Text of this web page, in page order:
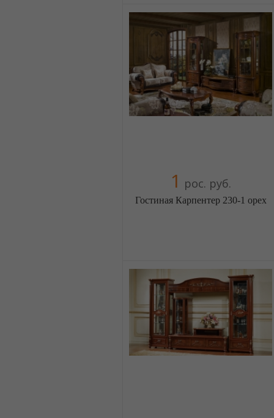
5 отзыв(а), 100% положительных
Компания верифицирована
+38(044) 2298919
+38(067) 4454541
1 рос. руб.
Гостиная Карпентер 230-1 орех
5 отзыв(а)
, 100% положительных
Компания верифицирована
+38(044) 2298919
+38(067) 4454541